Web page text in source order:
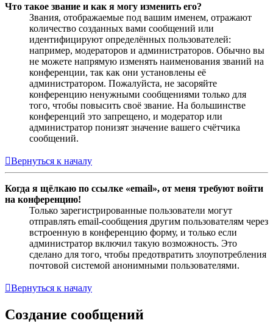
Что такое звание и как я могу изменить его?
Звания, отображаемые под вашим именем, отражают
количество созданных вами сообщений или
идентифицируют определённых пользователей:
например, модераторов и администраторов. Обычно вы
не можете напрямую изменять наименования званий на
конференции, так как они установлены её
администратором. Пожалуйста, не засоряйте
конференцию ненужными сообщениями только для
того, чтобы повысить своё звание. На большинстве
конференций это запрещено, и модератор или
администратор понизят значение вашего счётчика
сообщений.
Вернуться к началу
Когда я щёлкаю по ссылке «email», от меня требуют войти
на конференцию!
Только зарегистрированные пользователи могут
отправлять email-сообщения другим пользователям через
встроенную в конференцию форму, и только если
администратор включил такую возможность. Это
сделано для того, чтобы предотвратить злоупотребления
почтовой системой анонимными пользователями.
Вернуться к началу
Создание сообщений